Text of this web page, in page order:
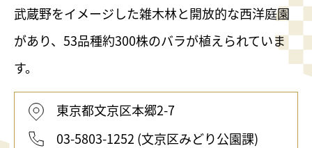
武蔵野をイメージした雑木林と開放的な西洋庭園
があり、53品種約300株のバラが植えられていま
す。
東京都文京区本郷2-7
03-5803-1252 (文京区みどり公園課)